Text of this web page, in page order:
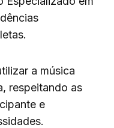
a música
respeitando as
e